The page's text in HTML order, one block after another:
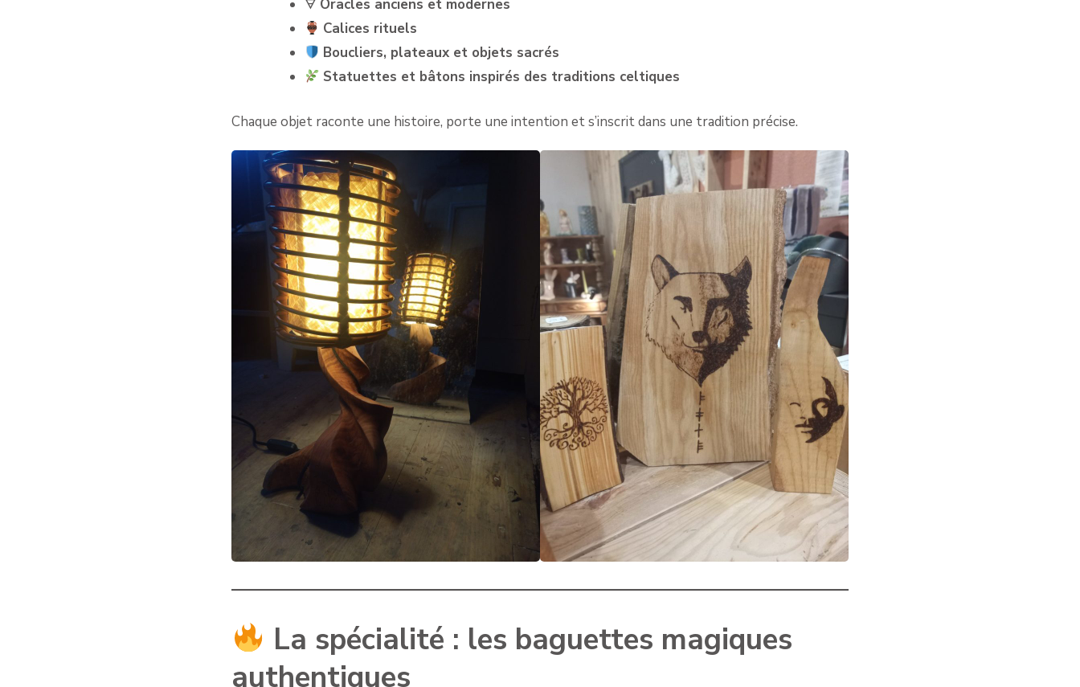
🜃 Oracles anciens et modernes
Calices rituels
Boucliers, plateaux et objets sacrés
Statuettes et bâtons inspirés des traditions celtiques
Chaque objet raconte une histoire, porte une intention et s’inscrit dans une tradition précise.
La spécialité : les baguettes magiques
authentiques